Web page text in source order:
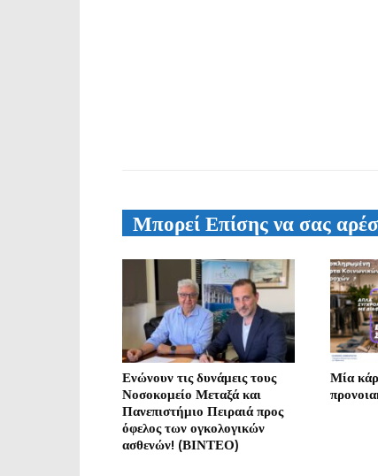
Μπορεί Επίσης να σας
Ενώνουν τις δυνάμεις τους
Νοσοκομείο Μεταξά και
Πανεπιστήμιο Πειραιά προς
όφελος των ογκολογικών
ασθενών! (ΒΙΝΤΕΟ)
Μία